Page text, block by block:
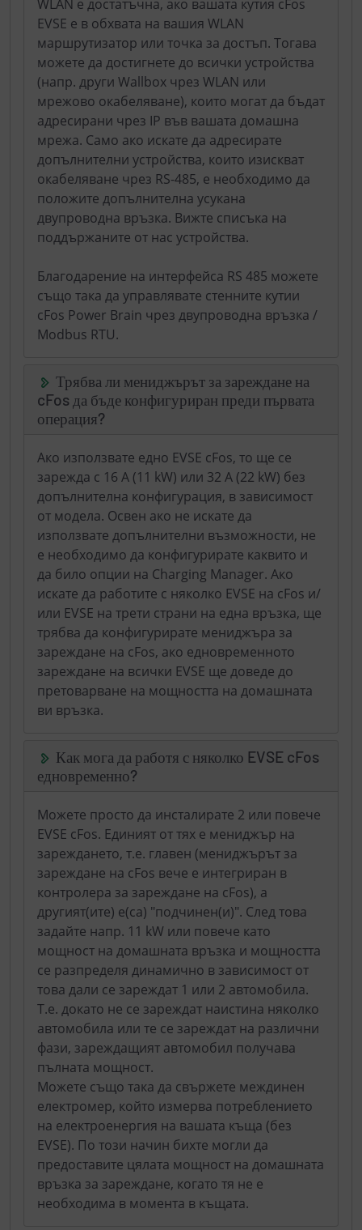
WLAN е достатъчна, ако вашата кутия cFos
EVSE е в обхвата на вашия WLAN
маршрутизатор или точка за достъп. Тогава
можете да достигнете до всички устройства
(напр. други Wallbox чрез WLAN или
мрежово окабеляване), които могат да бъдат
адресирани чрез IP във вашата домашна
мрежа. Само ако искате да адресирате
допълнителни устройства, които изискват
окабеляване чрез RS-485, е необходимо да
положите допълнителна усукана
двупроводна връзка. Вижте списъка на
поддържаните от нас устройства.
Благодарение на интерфейса RS 485 можете
също така да управлявате стенните кутии
cFos Power Brain чрез двупроводна връзка /
Modbus RTU.
Трябва ли мениджърът за зареждане на
cFos да бъде конфигуриран преди първата
операция?
Ако използвате едно EVSE cFos, то ще се
зарежда с 16 A (11 kW) или 32 A (22 kW) без
допълнителна конфигурация, в зависимост
от модела. Освен ако не искате да
използвате допълнителни възможности, не
е необходимо да конфигурирате каквито и
да било опции на Charging Manager. Ако
искате да работите с няколко EVSE на cFos и/
или EVSE на трети страни на една връзка, ще
трябва да конфигурирате мениджъра за
зареждане на cFos, ако едновременното
зареждане на всички EVSE ще доведе до
претоварване на мощността на домашната
ви връзка.
Как мога да работя с няколко EVSE cFos
едновременно?
Можете просто да инсталирате 2 или повече
EVSE cFos. Единият от тях е мениджър на
зареждането, т.е. главен (мениджърът за
зареждане на cFos вече е интегриран в
контролера за зареждане на cFos), а
другият(ите) е(са) "подчинен(и)". След това
задайте напр. 11 kW или повече като
мощност на домашната връзка и мощността
се разпределя динамично в зависимост от
това дали се зареждат 1 или 2 автомобила.
Т.е. докато не се зареждат наистина няколко
автомобила или те се зареждат на различни
фази, зареждащият автомобил получава
пълната мощност.
Можете също така да свържете междинен
електромер, който измерва потреблението
на електроенергия на вашата къща (без
EVSE). По този начин бихте могли да
предоставите цялата мощност на домашната
връзка за зареждане, когато тя не е
необходима в момента в къщата.